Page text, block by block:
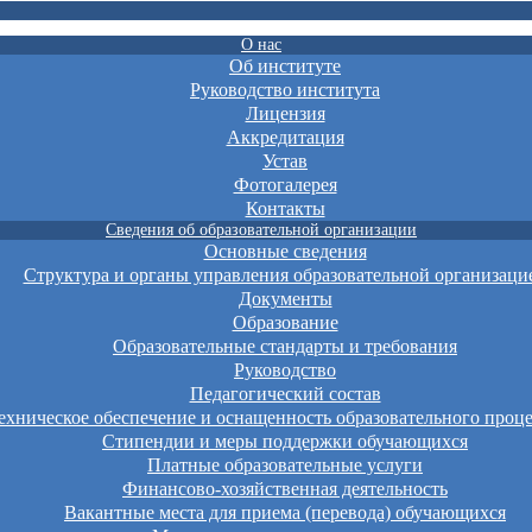
О нас
Об институте
Руководство института
Лицензия
Аккредитация
Устав
Фотогалерея
Контакты
Сведения об образовательной организации
Основные сведения
Структура и органы управления образовательной
Документы
Образование
Образовательные стандарты и требования
Руководство
Педагогический состав
обеспечение и оснащенность образовательного
Стипендии и меры поддержки обучающихся
Платные образовательные услуги
Финансово-хозяйственная деятельность
Вакантные места для приема (перевода) обучающихся